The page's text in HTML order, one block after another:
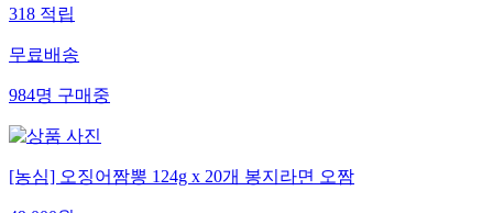
318적립
무료배송
984명구매중
[농심] 오징어짬뽕 124g x 20개 봉지라면 오짬